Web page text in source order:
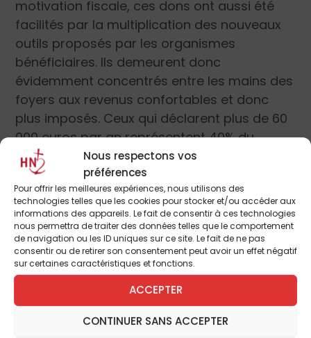
Nous respectons vos
préférences
Pour offrir les meilleures expériences, nous utilisons des
technologies telles que les cookies pour stocker et/ou accéder aux
informations des appareils. Le fait de consentir à ces technologies
nous permettra de traiter des données telles que le comportement
de navigation ou les ID uniques sur ce site. Le fait de ne pas
consentir ou de retirer son consentement peut avoir un effet négatif
sur certaines caractéristiques et fonctions.
ACCEPTER
CONTINUER SANS ACCEPTER
motivation fiscale, ces dons ont aussi été
facilités par la multiplication des nouveaux
outils proposés par les organismes
bénéficiaires. Ils demeurent donc
évidemment concentrés entre les mains des
foyers aux revenus confortables et donc
plus imposés. Ceux qui déclarent plus de 60
000 euros par an représentent 40% du
montant des dons déclarés, soit 20% des
donateurs.
Les dons de mécénat que les entreprises
déduisent de leur impôt sur la société
constituent de leur côté 1,6 milliard d’euros
(sur un total de 2,9 milliards). En 2010, seules
28 000 entreprises étaient mécènes. On en
comptait 61 000 en 2015, avec un don moyen
relativement faible, de l’ordre de 900 €.